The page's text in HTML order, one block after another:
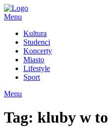
Skip
to
Menu
Kultura
Studenci
Koncerty
Miasto
Lifestyle
Sport
Menu
Tag: kluby w